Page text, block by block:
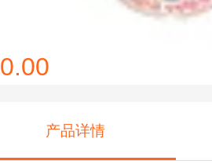
产品详情